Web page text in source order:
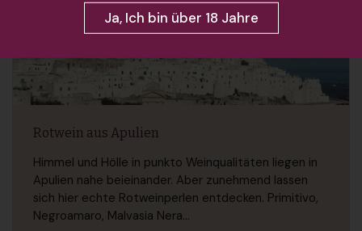
Rotwein aus Apulien
Himmel und Hölle in punkto Weinqualitäten liegen in
Apulien nahe beieinander. Aber zunehmend lassen
sich hier echte Rotweinperlen entdecken. Primitivo,
Negroamaro, Malvasia Nera...
Ja, Ich bin über 18 Jahre